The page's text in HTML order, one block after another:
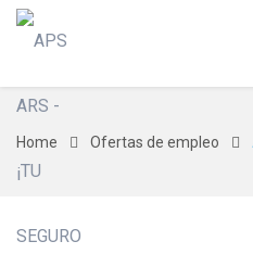
Home Ofertas de empleo